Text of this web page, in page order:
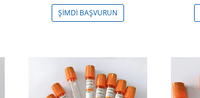
ŞIMDI BAŞVURUN